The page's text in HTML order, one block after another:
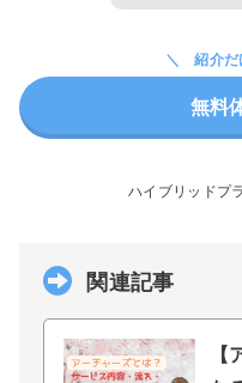
紹介だ
無料
ハイブリッドプ
関連記事
【